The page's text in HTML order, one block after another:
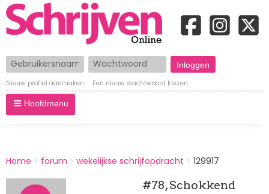
Gebruikersnaam Wachtwoord
Nieuw profiel aanmaken Een nieuw wachtwoord kiezen
Hoofdmenu
BREADCRUMBS
You
here:
Home forum wekelijkse schrijfopdracht 129917
#78, Schokkend